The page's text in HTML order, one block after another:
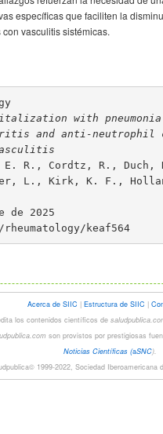
específicas que faciliten la
vasculitis sistémicas.
with
and anti-neutrophil
E. R., Cordtz, R.,
L., Kirk, K. F.,
de 2025
keaf564
Acerca de SIIC | Estructura de SIIC |
los contenidos científicos de
son provistos por prestigiosas
Noticias Científicas (aSNC).
1999-2022, Sociedad